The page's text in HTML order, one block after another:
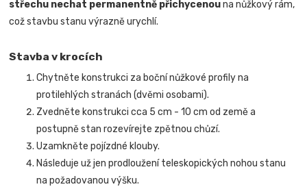
střechu nechat permanentně přichycenouna nůžkový rám,
což stavbu stanu výrazně urychlí.
Stavba v krocích
Chytněte konstrukci za boční nůžkové profily na
protilehlých stranách (dvěmi osobami).
Zvedněte konstrukci cca 5 cm - 10 cm od země a
postupně stan rozevírejte zpětnou chůzí.
Uzamkněte pojízdné klouby.
Následuje už jen prodloužení teleskopických nohou stanu
na požadovanou výšku.